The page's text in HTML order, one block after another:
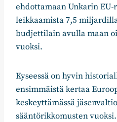
ehdottamaan Unkarin
leikkaamista 7,5
budjettilain avulla maan
vuoksi.
Kyseessä on hyvin
ensimmäistä kertaa
keskeyttämässä
sääntörikkomusten